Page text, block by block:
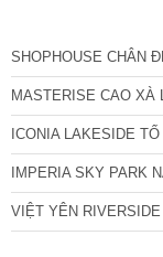
SHOPHOUSE CHÂN
MASTERISE CAO XÀ
ICONIA LAKESIDE
IMPERIA SKY PARK
VIỆT YÊN